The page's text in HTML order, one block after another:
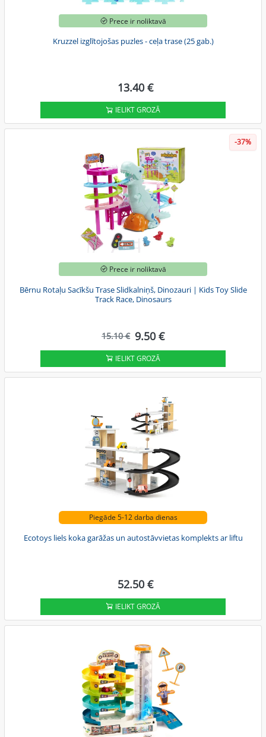
Prece ir noliktavā
Kruzzel izglītojošas puzles - ceļa trase (25 gab.)
13.40 €
IELIKT GROZĀ
-37%
Prece ir noliktavā
Bērnu Rotaļu Sacīkšu Trase Slidkalniņš, Dinozauri | Kids Toy Slide
Track Race, Dinosaurs
15.10 € 9.50 €
IELIKT GROZĀ
Piegāde 5-12 darba dienas
Ecotoys liels koka garāžas un autostāvvietas komplekts ar liftu
52.50 €
IELIKT GROZĀ